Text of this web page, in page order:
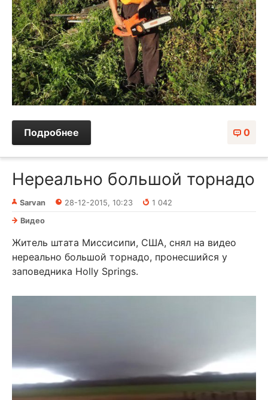
0
Подробнее
Нереально большой торнадо
Sarvan 28-12-2015, 10:23
1 042
Видео
Житель штата Миссисипи, США, снял на видео
нереально большой торнадо, пронесшийся у
заповедника Holly Springs.